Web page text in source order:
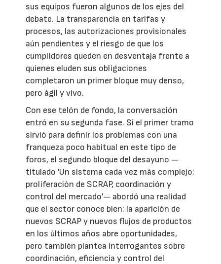
sus equipos fueron algunos de los ejes del
debate. La transparencia en tarifas y
procesos, las autorizaciones provisionales
aún pendientes y el riesgo de que los
cumplidores queden en desventaja frente a
quienes eluden sus obligaciones
completaron un primer bloque muy denso,
pero ágil y vivo.
Con ese telón de fondo, la conversación
entró en su segunda fase. Si el primer tramo
sirvió para definir los problemas con una
franqueza poco habitual en este tipo de
foros, el segundo bloque del desayuno —
titulado 'Un sistema cada vez más complejo:
proliferación de SCRAP, coordinación y
control del mercado'— abordó una realidad
que el sector conoce bien: la aparición de
nuevos SCRAP y nuevos flujos de productos
en los últimos años abre oportunidades,
pero también plantea interrogantes sobre
coordinación, eficiencia y control del